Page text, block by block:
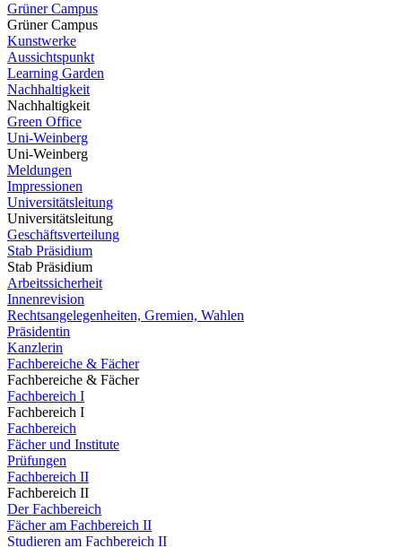
Grüner Campus
Grüner Campus
Kunstwerke
Aussichtspunkt
Learning Garden
Nachhaltigkeit
Nachhaltigkeit
Green Office
Uni-Weinberg
Uni-Weinberg
Meldungen
Impressionen
Universitätsleitung
Universitätsleitung
Geschäftsverteilung
Stab Präsidium
Stab Präsidium
Arbeitssicherheit
Innenrevision
Rechtsangelegenheiten, Gremien, Wahlen
Präsidentin
Kanzlerin
Fachbereiche & Fächer
Fachbereiche & Fächer
Fachbereich I
Fachbereich I
Fachbereich
Fächer und Institute
Prüfungen
Fachbereich II
Fachbereich II
Der Fachbereich
Fächer am Fachbereich II
Studieren am Fachbereich II